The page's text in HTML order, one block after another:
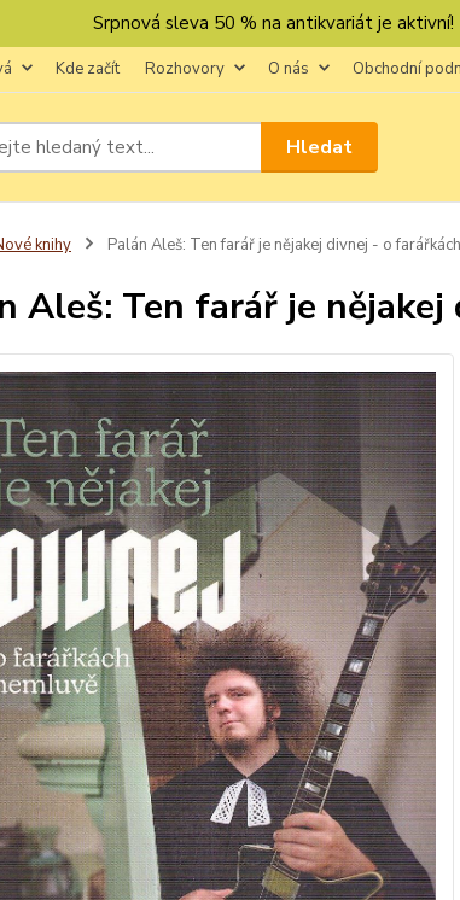
Srpnová sleva 50 % na antikvariát je aktivní!
Kde začít Rozhovory O nás Obchodní
Hledat
knihy Palán Aleš: Ten farář je nějakej divnej - o
Aleš: Ten farář je